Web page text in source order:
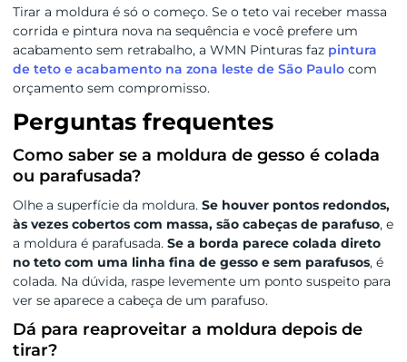
Tirar a moldura é só o começo. Se o teto vai receber massa
corrida e pintura nova na sequência e você prefere um
acabamento sem retrabalho, a WMN Pinturas faz pintura
de teto e acabamento na zona leste de São Paulocom
orçamento sem compromisso.
Perguntas frequentes
Como saber se a moldura de gesso é colada
ou parafusada?
Olhe a superfície da moldura. Se houver pontos redondos,
às vezes cobertos com massa, são cabeças de parafuso, e
a moldura é parafusada. Se a borda parece colada direto
no teto com uma linha fina de gesso e sem parafusos, é
colada. Na dúvida, raspe levemente um ponto suspeito para
ver se aparece a cabeça de um parafuso.
Dá para reaproveitar a moldura depois de
tirar?